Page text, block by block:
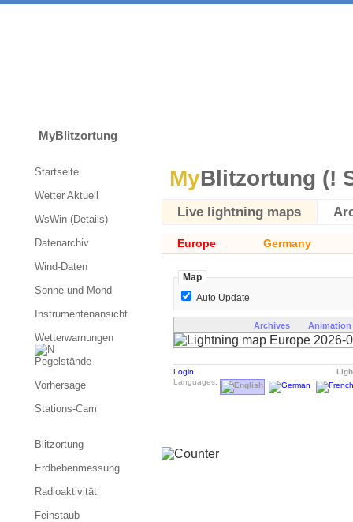
MyBlitzortung
MyBlitzortung (!
Live lightning maps
Europe Germany
Map
Auto Update
Archives Animation
Login
Languages:
Startseite
Wetter Aktuell
WsWin (Details)
Datenarchiv
Wind-Daten
Sonne und Mond
Instrumentenansicht
Wetterwarnungen
Pegelstände
Vorhersage
Stations-Cam
Blitzortung
Erdbebenmessung
Radioaktivität
Feinstaub